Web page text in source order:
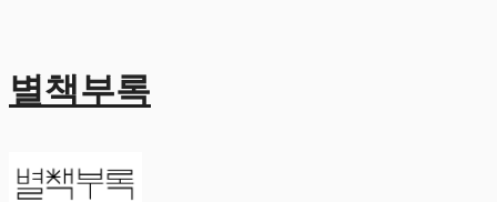
별책부록